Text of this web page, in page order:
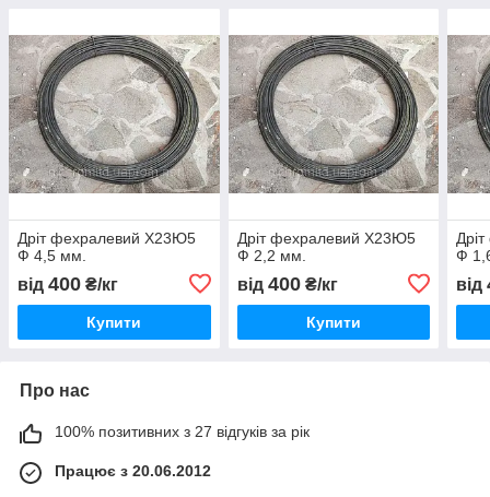
Дріт фехралевий Х23Ю5
Ф 4,5 мм.
від 400 ₴/кг
Купити
Дріт фехралевий Х23Ю5
Ф 2,2 мм.
від 400₴/кг
Купити
Ф
від
Про нас
100% позитивних з 27 відгуків за рік
Працює з 20.06.2012